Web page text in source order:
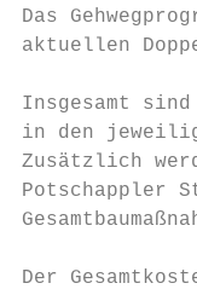
Das
aktuellen
Insgesamt
in den
Zusätzlich
Potschappler
Der